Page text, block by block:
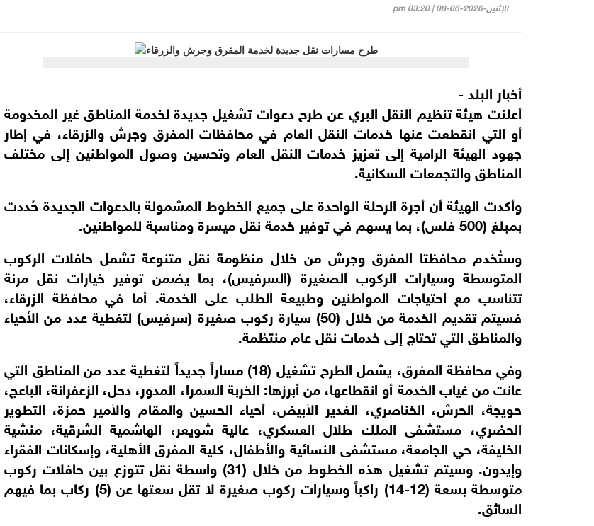
الإثنين-2026-06-08 | 03:20 pm
أخبار البلد -
أعلنت هيئة تنظيم النقل البري عن طرح دعوات تشغيل جديدة لخدمة المناطق غير المخدومة
أو التي انقطعت عنها خدمات النقل العام في محافظات المفرق وجرش والزرقاء، في إطار
جهود الهيئة الرامية إلى تعزيز خدمات النقل العام وتحسين وصول المواطنين إلى مختلف
المناطق والتجمعات السكانية.
وأكدت الهيئة أن أجرة الرحلة الواحدة على جميع الخطوط المشمولة بالدعوات الجديدة حُددت
بمبلغ (500 فلس)، بما يسهم في توفير خدمة نقل ميسرة ومناسبة للمواطنين.
وستُخدم محافظتا المفرق وجرش من خلال منظومة نقل متنوعة تشمل حافلات الركوب
المتوسطة وسيارات الركوب الصغيرة (السرفيس)، بما يضمن توفير خيارات نقل مرنة
تتناسب مع احتياجات المواطنين وطبيعة الطلب على الخدمة. أما في محافظة الزرقاء،
فسيتم تقديم الخدمة من خلال (50) سيارة ركوب صغيرة (سرفيس) لتغطية عدد من الأحياء
والمناطق التي تحتاج إلى خدمات نقل عام منتظمة.
وفي محافظة المفرق، يشمل الطرح تشغيل (18) مساراً جديداً لتغطية عدد من المناطق التي
عانت من غياب الخدمة أو انقطاعها، من أبرزها: الخربة السمرا، المدور، دحل، الزعفرانة، الباعج،
حويجة، الحرش، الخناصري، الغدير الأبيض، أحياء الحسين والمقام والأمير حمزة، التطوير
الحضري، مستشفى الملك طلال العسكري، عالية شويعر، الهاشمية الشرقية، منشية
الخليفة، حي الجامعة، مستشفى النسائية والأطفال، كلية المفرق الأهلية، وإسكانات الفقراء
وإيدون. وسيتم تشغيل هذه الخطوط من خلال (31) واسطة نقل تتوزع بين حافلات ركوب
متوسطة بسعة (12-14) راكباً وسيارات ركوب صغيرة لا تقل سعتها عن (5) ركاب بما فيهم
السائق.